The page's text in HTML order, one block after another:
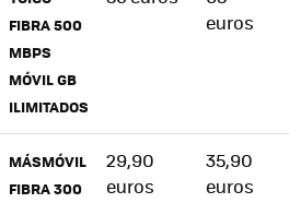
FIBRA 500
MBPS
MÓVIL GB
ILIMITADOS
euros
MÁSMÓVIL
FIBRA 300
29,90
euros
35,90
euros